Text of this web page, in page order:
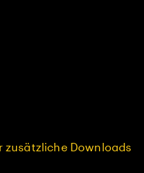
zusätzliche Downloads